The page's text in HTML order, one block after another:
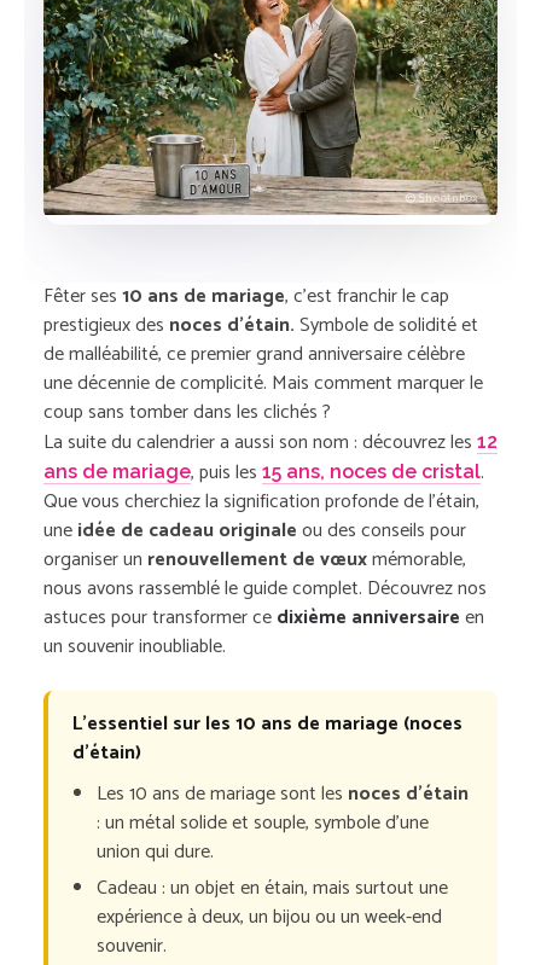
© Shootnbox
Fêter ses10 ans de mariage, c’est franchir le cap
prestigieux des noces d’étain.Symbole de solidité et
de malléabilité, ce premier grand anniversaire célèbre
une décennie de complicité. Mais comment marquer le
coup sans tomber dans les clichés ?
La suite du calendrier a aussi son nom : découvrez les 12
ans de mariage, puis les 15 ans, noces de cristal.
Que vous cherchiez la signification profonde de l’étain,
uneidée de cadeau originaleou des conseils pour
organiser un renouvellement de vœuxmémorable,
nous avons rassemblé le guide complet. Découvrez nos
astuces pour transformer cedixième anniversaireen
un souvenir inoubliable.
L’essentiel sur les 10 ans de mariage (noces
d’étain)
Les 10 ans de mariage sont les noces d’étain
: un métal solide et souple, symbole d’une
union qui dure.
Cadeau : un objet en étain, mais surtout une
expérience à deux, un bijou ou un week-end
souvenir.